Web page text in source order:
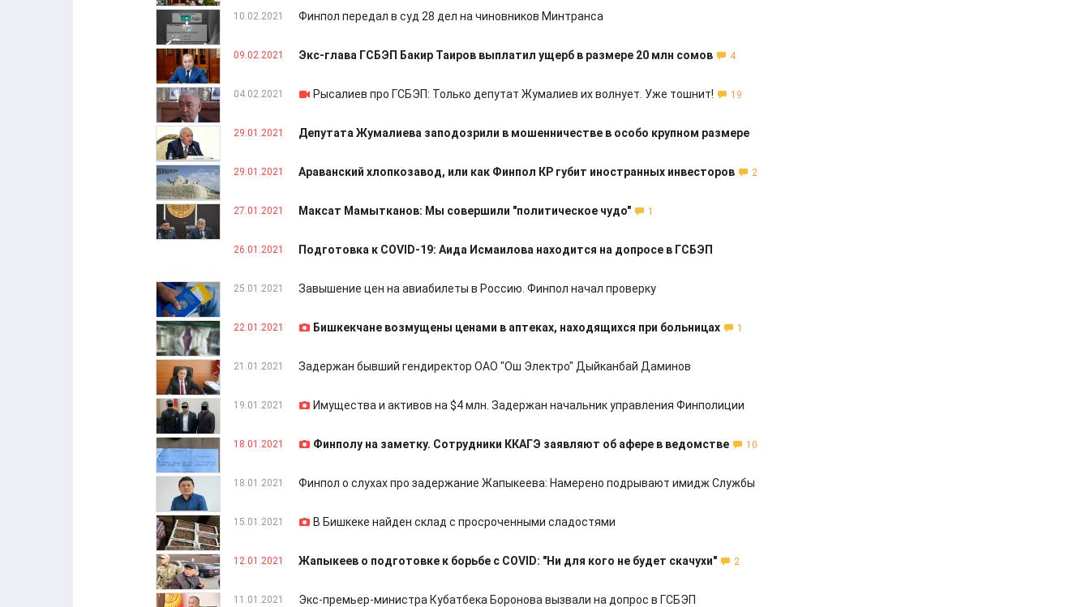
10.02.2021 Финпол передал в суд 28 дел на чиновников Минтранса
09.02.2021 Экс-глава ГСБЭП Бакир Таиров выплатил ущерб в размере 20 млн сомов 4
04.02.2021 Рысалиев про ГСБЭП: Только депутат Жумалиев их волнует. Уже тошнит! 19
29.01.2021 Депутата Жумалиева заподозрили в мошенничестве в особо крупном размере
29.01.2021 Араванский хлопкозавод, или как Финпол КР губит иностранных инвесторов 2
27.01.2021 Максат Мамытканов: Мы совершили "политическое чудо" 1
26.01.2021 Подготовка к COVID-19: Аида Исмаилова находится на допросе в ГСБЭП
25.01.2021 Завышение цен на авиабилеты в Россию. Финпол начал проверку
22.01.2021 Бишкекчане возмущены ценами в аптеках, находящихся при больницах 1
21.01.2021 Задержан бывший гендиректор ОАО "Ош Электро" Дыйканбай Даминов
19.01.2021 Имущества и активов на $4 млн. Задержан начальник управления Финполиции
18.01.2021 Финполу на заметку. Сотрудники ККАГЭ заявляют об афере в ведомстве 10
18.01.2021 Финпол о слухах про задержание Жапыкеева: Намерено подрывают имидж Службы
15.01.2021 В Бишкеке найден склад с просроченными сладостями
12.01.2021 Жапыкеев о подготовке к борьбе с COVID: "Ни для кого не будет скачухи" 2
11.01.2021 Экс-премьер-министра Кубатбека Боронова вызвали на допрос в ГСБЭП